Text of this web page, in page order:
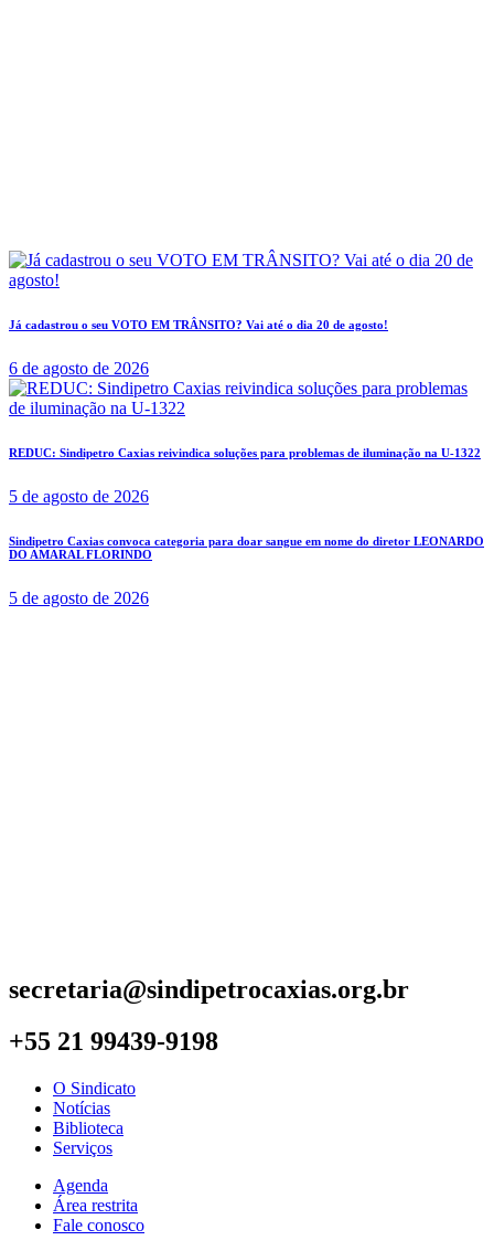
Já cadastrou o seu VOTO EM TRÂNSITO? Vai até o dia 20 de agosto!
6 de agosto de 2026
REDUC: Sindipetro Caxias reivindica soluções para problemas de iluminação na U-1322
5 de agosto de 2026
Sindipetro Caxias convoca categoria para doar sangue em nome do diretor LEONARDO
DO AMARAL FLORINDO
5 de agosto de 2026
secretaria@sindipetrocaxias.org.br
+55 21 99439-9198
O Sindicato
Notícias
Biblioteca
Serviços
Agenda
Área restrita
Fale conosco